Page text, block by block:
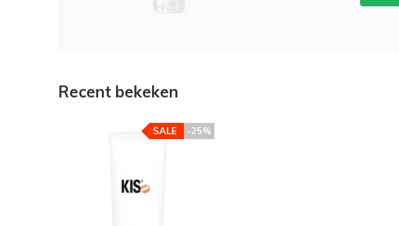
Recent bekeken
-25%
SALE